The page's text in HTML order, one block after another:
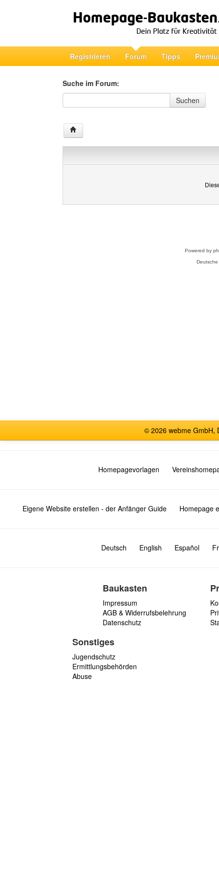
Registrieren Forum Tipps
Suche im Forum:
Suche im Forum
Suchen
Powered by
© 2026 webme GmbH,
Homepagevorlagen
Eigene Website erstellen - der Anfänger Guide Homepage
Deutsch English Español
Baukasten
Impressum
AGB & Widerrufsbelehrung
Datenschutz
Sonstiges
Jugendschutz
Ermittlungsbehörden
Abuse